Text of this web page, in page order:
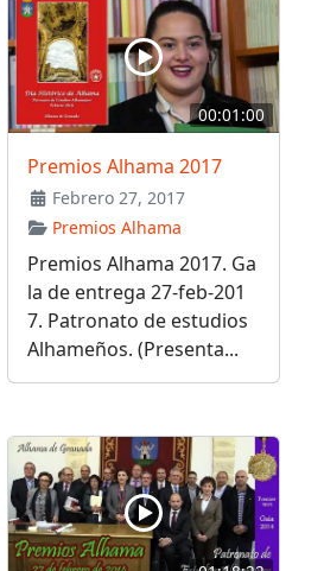
00:01:00
Premios Alhama 2017
Febrero 27, 2017
Premios Alhama
Premios Alhama 2017. Ga
la de entrega 27-feb-201
7. Patronato de estudios
Alhameños. (Presenta...